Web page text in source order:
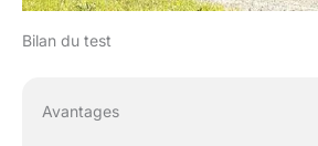
Bilan du test
Avantages